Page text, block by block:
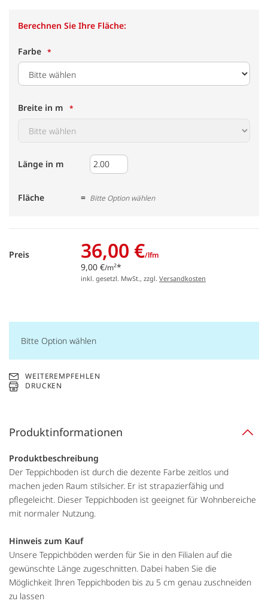
Berechnen Sie Ihre Fläche:
Farbe
Breite in m
Länge in m
Fläche Bitte Option wählen
Preis
9,00 €/m2*
36,00 €/lfm
inkl. gesetzl. MwSt., zzgl. Versandkosten
Bitte Option wählen
WEITEREMPFEHLEN
DRUCKEN
Produktinformationen
Produktbeschreibung
Der Teppichboden ist durch die dezente Farbe zeitlos und
machen jeden Raum stilsicher. Er ist strapazierfähig und
pflegeleicht. Dieser Teppichboden ist geeignet für Wohnbereiche
mit normaler Nutzung.
Hinweis zum Kauf
Unsere Teppichböden werden für Sie in den Filialen auf die
gewünschte Länge zugeschnitten. Dabei haben Sie die
Möglichkeit Ihren Teppichboden bis zu 5 cm genau zuschneiden
zu lassen